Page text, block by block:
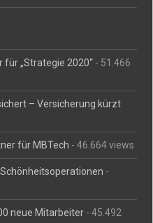
für „Strategie 2020“ - 51.466
– Versicherung kürzt
für MBTech - 46.664 views
-
neue Mitarbeiter - 45.492